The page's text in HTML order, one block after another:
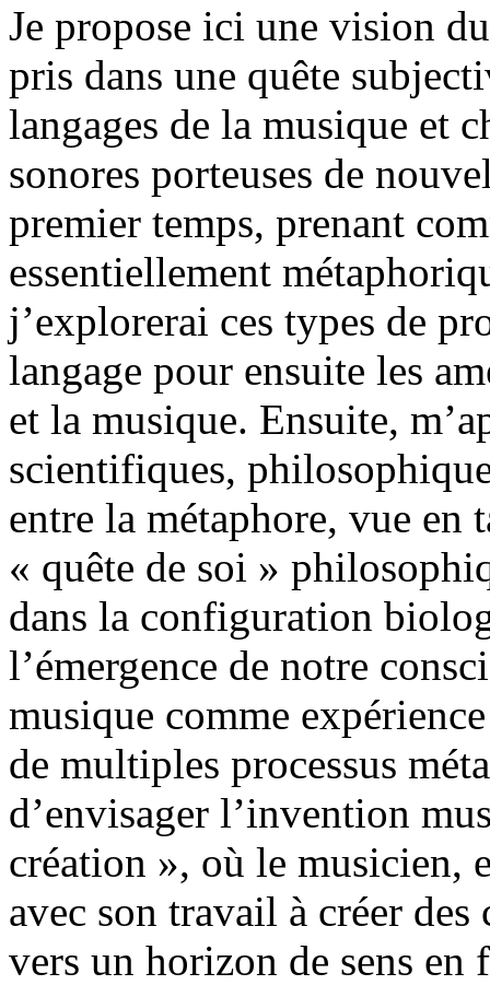
Je propose ici une vision
pris dans une quête
langages de la musique et
sonores porteuses de
premier temps, prenant
essentiellement
j’explorerai ces types de
langage pour ensuite les
et la musique. Ensuite,
scientifiques,
entre la métaphore, vue en
« quête de soi »
dans la configuration
l’émergence de notre
musique comme
de multiples processus
d’envisager l’invention
création », où le musicien,
avec son travail à créer
vers un horizon de sens